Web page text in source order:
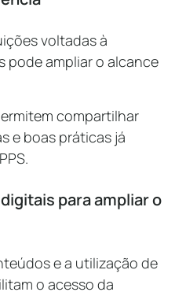
voltadas à
pode ampliar o alcance
compartilhar
e boas práticas já
para ampliar o
e a utilização de
o acesso da